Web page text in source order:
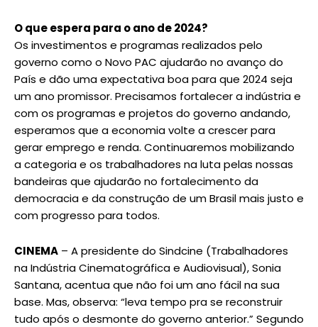
O que espera para o ano de 2024?
Os investimentos e programas realizados pelo
governo como o Novo PAC ajudarão no avanço do
País e dão uma expectativa boa para que 2024 seja
um ano promissor. Precisamos fortalecer a indústria e
com os programas e projetos do governo andando,
esperamos que a economia volte a crescer para
gerar emprego e renda. Continuaremos mobilizando
a categoria e os trabalhadores na luta pelas nossas
bandeiras que ajudarão no fortalecimento da
democracia e da construção de um Brasil mais justo e
com progresso para todos.
CINEMA – A presidente do Sindcine (Trabalhadores
na Indústria Cinematográfica e Audiovisual), Sonia
Santana, acentua que não foi um ano fácil na sua
base. Mas, observa: “leva tempo pra se reconstruir
tudo após o desmonte do governo anterior.” Segundo